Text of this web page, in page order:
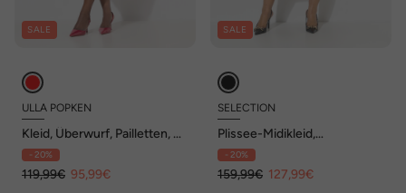
SALE
ULLA POPKEN
Kleid, Überwurf, Pailletten, V-
Ausschnitt, 3/4-Arm
- 20%
119,99€ 95,99€
SALE
SELECTION
Plissee-Midikleid,
doppellagig, Rundhals,
ärmellos
- 20%
159,99€ 127,99€